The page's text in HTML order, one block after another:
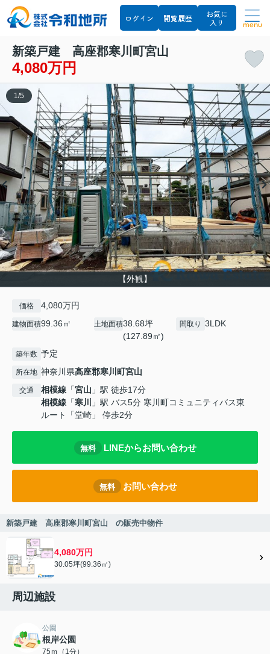
ログイン 閲覧履歴
お気に
入り
menu
新築戸建 高座郡寒川町宮山
4,080万円
【外観】
1 /5
価格 4,080万円
建物面積99.36㎡ 土地面積38.68坪
(127.89㎡)
間取り 3LDK
築年数 予定
所在地 神奈川県高座郡寒川町宮山
交通 相模線 「宮山 」駅 徒歩17分
相模線 「寒川
」駅 バス5分 寒川町コミュニティバス東
ルート「堂崎」 停歩2分
無料 LINEからお問い合わせ
無料 お問い合わせ
新築戸建 高座郡寒川町宮山 の販売中物件
4,080万円
30.05坪(99.36㎡)
周辺施設
公園
根岸公園
75ｍ（1分）